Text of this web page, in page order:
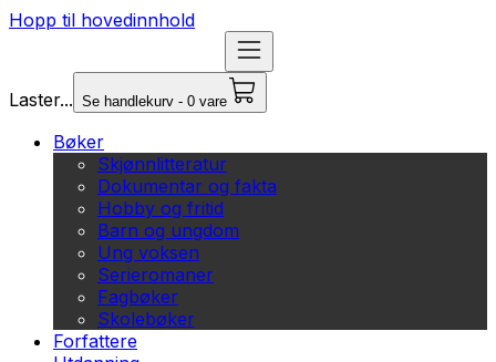
Hopp til hovedinnhold
Laster... Se handlekurv - 0 vare
Bøker
Skjønnlitteratur
Dokumentar og fakta
Hobby og fritid
Barn og ungdom
Ung voksen
Serieromaner
Fagbøker
Skolebøker
Forfattere